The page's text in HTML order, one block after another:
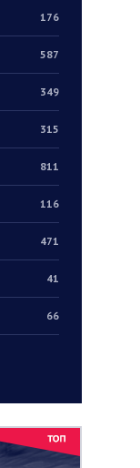
176
587
349
315
811
116
471
41
66